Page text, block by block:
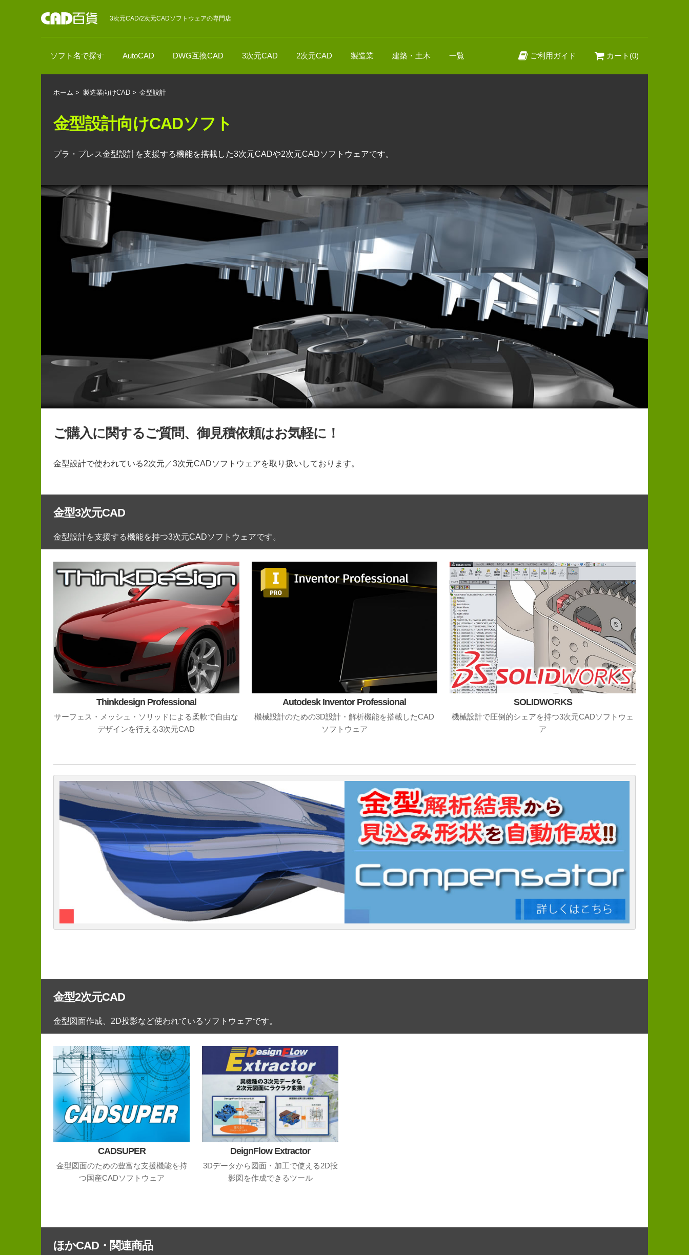
3次元CAD/2次元CADソフトウェアの専門店
ソフト名で探す AutoCAD DWG互換CAD 3次元CAD 2次元CAD 製造業 建築・土木 一覧 ご利用ガイド カート(0)
ホーム > 製造業向けCAD > 金型設計
金型設計向けCADソフト
プラ・プレス金型設計を支援する機能を搭載した3次元CADや2次元CADソフトウェアです。
ご購入に関するご質問、御見積依頼はお気軽に！
金型設計で使われている2次元／3次元CADソフトウェアを取り扱いしております。
金型3次元CAD
金型設計を支援する機能を持つ3次元CADソフトウェアです。
Thinkdesign Professional
サーフェス・メッシュ・ソリッドによる柔軟で自由な
デザインを行える3次元CAD
Autodesk Inventor Professional
機械設計のための3D設計・解析機能を搭載したCAD
ソフトウェア
SOLIDWORKS
機械設計で圧倒的シェアを持つ3次元CADソフトウェ
ア
金型2次元CAD
金型図面作成、2D投影など使われているソフトウェアです。
CADSUPER
金型図面のための豊富な支援機能を持
つ国産CADソフトウェア
DeignFlow Extractor
3Dデータから図面・加工で使える2D投
影図を作成できるツール
ほかCAD・関連商品